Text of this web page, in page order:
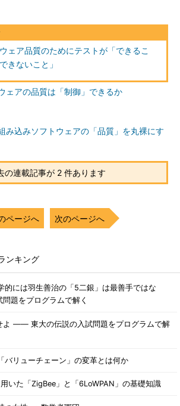
ェア品質のためにテストが「できるこ
きないこと」
ェアの品質は「制御」できるか
み込みソフトウェアの「品質」を丸裸にす
の連載記事が 2 件あります
ページへ 次のページへ
ンキング
的には羽生善治の「5二銀」は最善手ではな
題をプログラムで解く
よ ―― 東大の伝説の入試問題をプログラムで解
バリューチェーン」の変革とは何か
いた「ZigBee」と「6LoWPAN」の基礎知識